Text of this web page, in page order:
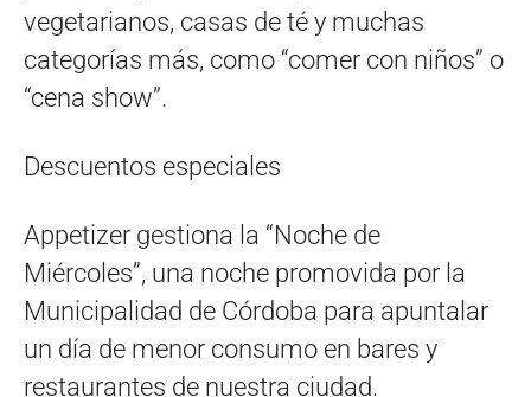
vegetarianos, casas de té y muchas
categorías más, como “comer con niños” o
“cena show”.
Descuentos especiales
Appetizer gestiona la “Noche de
Miércoles”, una noche promovida por la
Municipalidad de Córdoba para apuntalar
un día de menor consumo en bares y
restaurantes de nuestra ciudad.